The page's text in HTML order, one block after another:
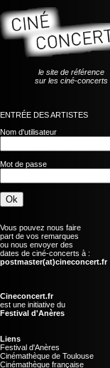
le site de référence
sur les ciné-concerts
ENTRÉE DES ARTISTES
Nom d'utilisateur
Mot de passe
Vous pouvez nous faire
part de vos remarques
ou nous envoyer des
dates de ciné-concerts à :
postmaster(at)cineconcert.fr
Cineconcert.fr
est une initiative du
Festival d'Anères
Liens
Festival d'Anères
Cinémathèque de Toulouse
Cinémathèque française